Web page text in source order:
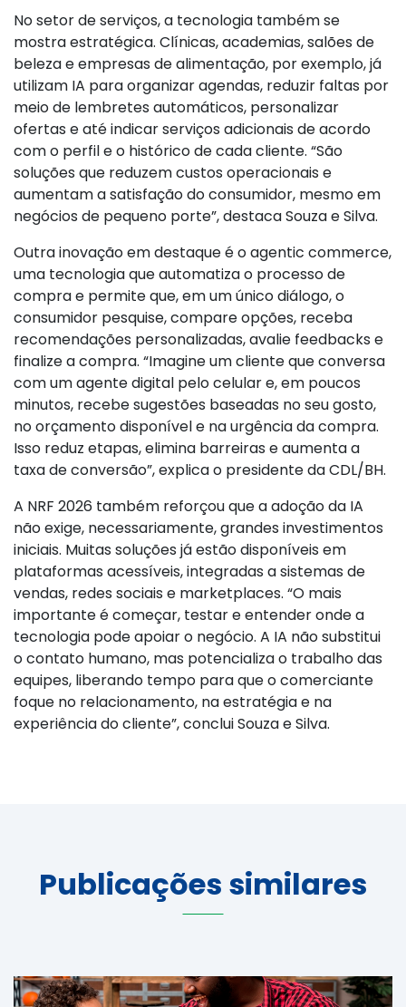
No setor de serviços, a tecnologia também se
mostra estratégica. Clínicas, academias, salões de
beleza e empresas de alimentação, por exemplo, já
utilizam IA para organizar agendas, reduzir faltas por
meio de lembretes automáticos, personalizar
ofertas e até indicar serviços adicionais de acordo
com o perfil e o histórico de cada cliente. “São
soluções que reduzem custos operacionais e
aumentam a satisfação do consumidor, mesmo em
negócios de pequeno porte”, destaca Souza e Silva.
Outra inovação em destaque é o agentic commerce,
uma tecnologia que automatiza o processo de
compra e permite que, em um único diálogo, o
consumidor pesquise, compare opções, receba
recomendações personalizadas, avalie feedbacks e
finalize a compra. “Imagine um cliente que conversa
com um agente digital pelo celular e, em poucos
minutos, recebe sugestões baseadas no seu gosto,
no orçamento disponível e na urgência da compra.
Isso reduz etapas, elimina barreiras e aumenta a
taxa de conversão”, explica o presidente da CDL/BH.
A NRF 2026 também reforçou que a adoção da IA
não exige, necessariamente, grandes investimentos
iniciais. Muitas soluções já estão disponíveis em
plataformas acessíveis, integradas a sistemas de
vendas, redes sociais e marketplaces. “O mais
importante é começar, testar e entender onde a
tecnologia pode apoiar o negócio. A IA não substitui
o contato humano, mas potencializa o trabalho das
equipes, liberando tempo para que o comerciante
foque no relacionamento, na estratégia e na
experiência do cliente”, conclui Souza e Silva.
Publicações similares